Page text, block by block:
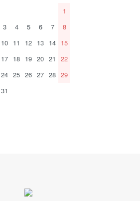
1
3 4 5 6 7
8
10 11 12 13 14 15
17 18 19 20 21
22
24 25 26 27 28 29
31